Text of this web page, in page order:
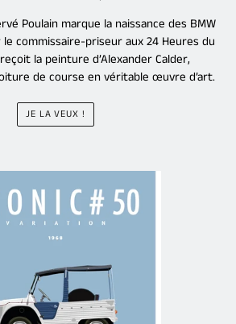
Poulain marque la naissance des BMW
commissaire-priseur aux 24 Heures du
la peinture d’Alexander Calder,
de course en véritable œuvre d’art.
JE LA VEUX !